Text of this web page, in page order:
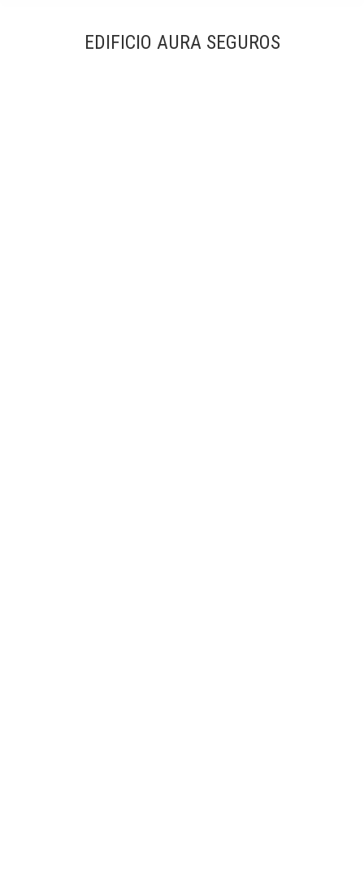
EDIFICIO AURA SEGUROS